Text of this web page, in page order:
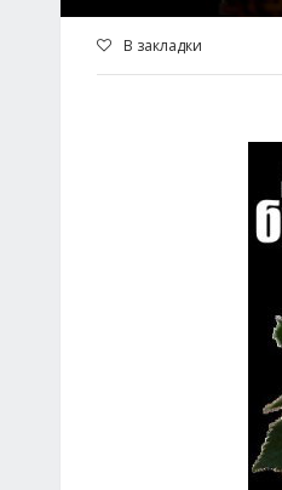
В закладки